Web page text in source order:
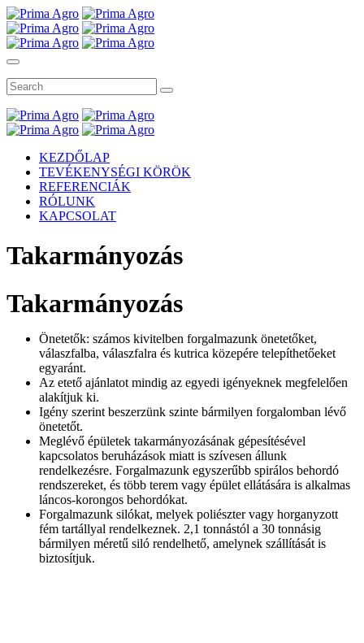
KEZDŐLAP
TEVÉKENYSÉGI KÖRÖK
REFERENCIÁK
RÓLUNK
KAPCSOLAT
Takarmányozás
Takarmányozás
Önetetők: számos kivitelben forgalmazunk önetetőket,
válaszfalba, válaszfalra és kutrica közepére telepíthetőeket
egyaránt.
Az etető ajánlatot mindig az egyedi igényeknek megfelelően
alakítjuk ki.
Igény szerint beszerzünk szinte bármilyen forgalomban lévő
önetetőt.
Meglévő épületek takarmányozásának gépesítésével
kapcsolatos beruházások miatt is szívesen állunk
rendelkezésre. Forgalmazunk egyszerűbb spirálos behordó
rendszereket, és több terem vagy épület ellátására is alkalmas
láncos-korongos behordókat.
Forgalmazunk silókat, melyek poliészter vagy horganyzott
fém tartállyal rendelkeznek. 2,1 tonnástól a 30 tonnásig
bármilyen méretű siló rendelhető, amelynek szállítását is
biztosítjuk.